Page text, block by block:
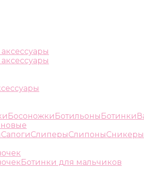
Босоножки Ботильоны Ботинки
СапогиСлиперыСлипоныСникеры
Ботинки для мальчиков